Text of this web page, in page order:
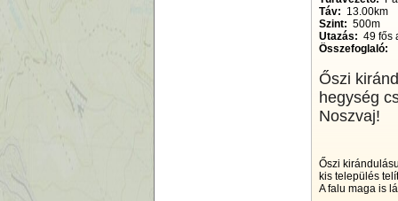
Táv: 13.00km
Szint: 500m
Utazás: 49 fős
Összefoglaló:
Őszi
hegység
Noszvaj!
Őszi
kis település
A falu maga is